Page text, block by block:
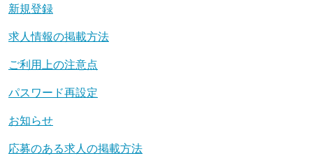
新規登録
求人情報の掲載方法
ご利用上の注意点
パスワード再設定
お知らせ
応募のある求人の掲載方法